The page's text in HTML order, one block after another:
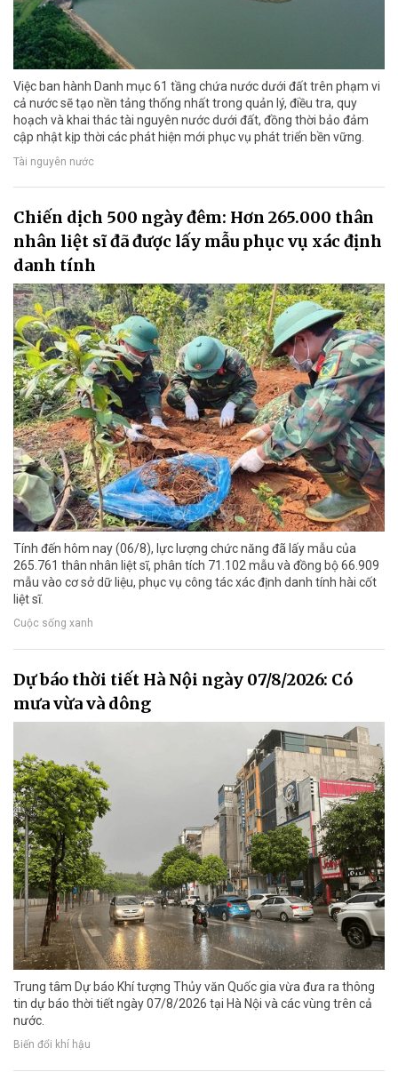
Việc ban hành Danh mục 61 tầng chứa nước dưới đất trên phạm vi
cả nước sẽ tạo nền tảng thống nhất trong quản lý, điều tra, quy
hoạch và khai thác tài nguyên nước dưới đất, đồng thời bảo đảm
cập nhật kịp thời các phát hiện mới phục vụ phát triển bền vững.
Tài nguyên nước
Chiến dịch 500 ngày đêm: Hơn 265.000 thân
nhân liệt sĩ đã được lấy mẫu phục vụ xác định
danh tính
Tính đến hôm nay (06/8), lực lượng chức năng đã lấy mẫu của
265.761 thân nhân liệt sĩ, phân tích 71.102 mẫu và đồng bộ 66.909
mẫu vào cơ sở dữ liệu, phục vụ công tác xác định danh tính hài cốt
liệt sĩ.
Cuộc sống xanh
Dự báo thời tiết Hà Nội ngày 07/8/2026: Có
mưa vừa và dông
Trung tâm Dự báo Khí tượng Thủy văn Quốc gia vừa đưa ra thông
tin dự báo thời tiết ngày 07/8/2026 tại Hà Nội và các vùng trên cả
nước.
Biến đổi khí hậu